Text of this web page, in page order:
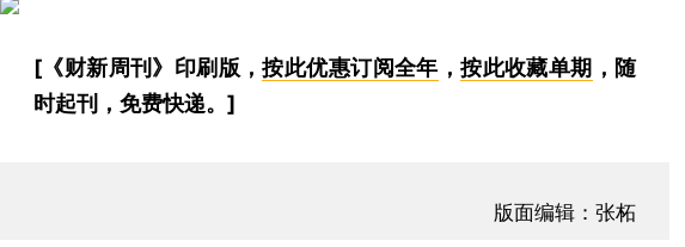
[《财新周刊》印刷版，按此优惠订阅全年 ，按此收藏单期 ，随
时起刊，免费快递。]
版面编辑：张柘